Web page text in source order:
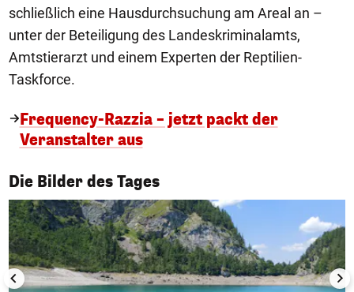
schließlich eine Hausdurchsuchung am Areal an –
unter der Beteiligung des Landeskriminalamts,
Amtstierarzt und einem Experten der Reptilien-
Taskforce.
Frequency-Razzia – jetzt packt der
Veranstalter aus
Die Bilder des Tages
1/50